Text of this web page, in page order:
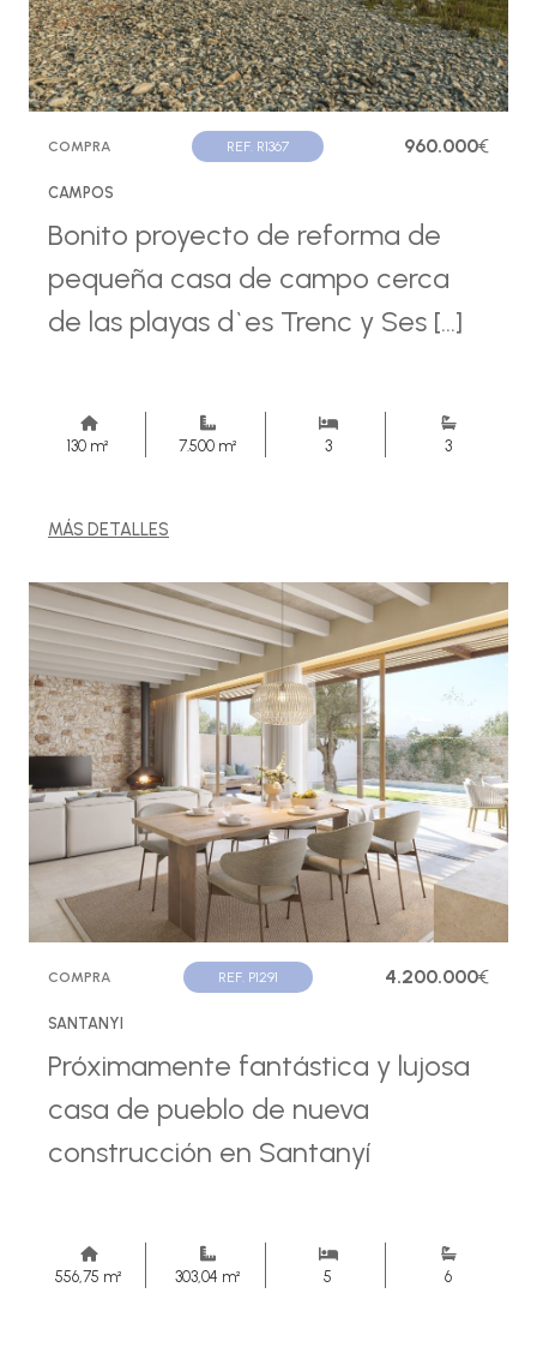
COMPRA REF. R1367 960.000€
CAMPOS
Bonito proyecto de reforma de
pequeña casa de campo cerca
de las playas d`es Trenc y Ses [...]
130 m² 7.500 m² 3 3
MÁS DETALLES
COMPRA REF. P1291 4.200.000€
SANTANYI
Próximamente fantástica y lujosa
casa de pueblo de nueva
construcción en Santanyí
556,75 m² 303,04 m² 5 6